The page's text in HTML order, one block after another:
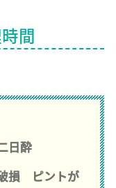
間
日酔
損 ピントが